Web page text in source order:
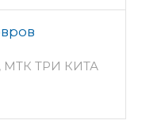
МТК ТРИ КИТА